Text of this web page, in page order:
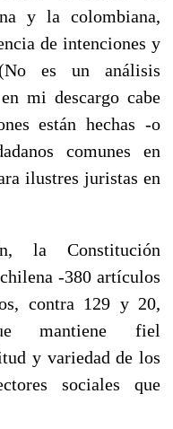
y la colombiana,
de intenciones y
es un análisis
mi descargo cabe
están hechas -o
comunes en
ilustres juristas en
la Constitución
-380 artículos
contra 129 y 20,
mantiene fiel
y variedad de los
sociales que